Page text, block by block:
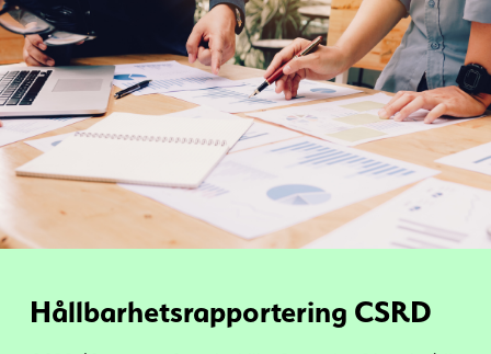
Hållbarhetsrapportering CSRD